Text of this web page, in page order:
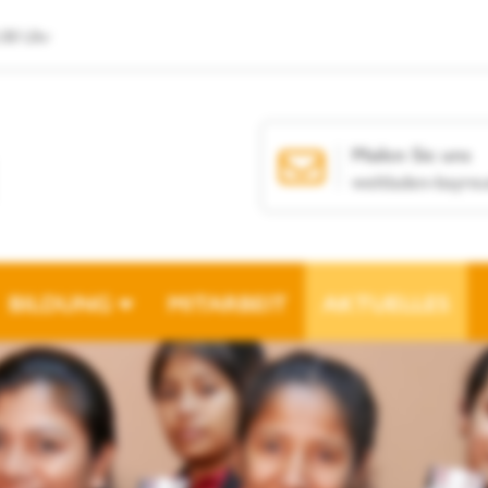
Uhr
Mailen Sie uns
weltladen-
BILDUNG MITARBEIT AKTUELLES